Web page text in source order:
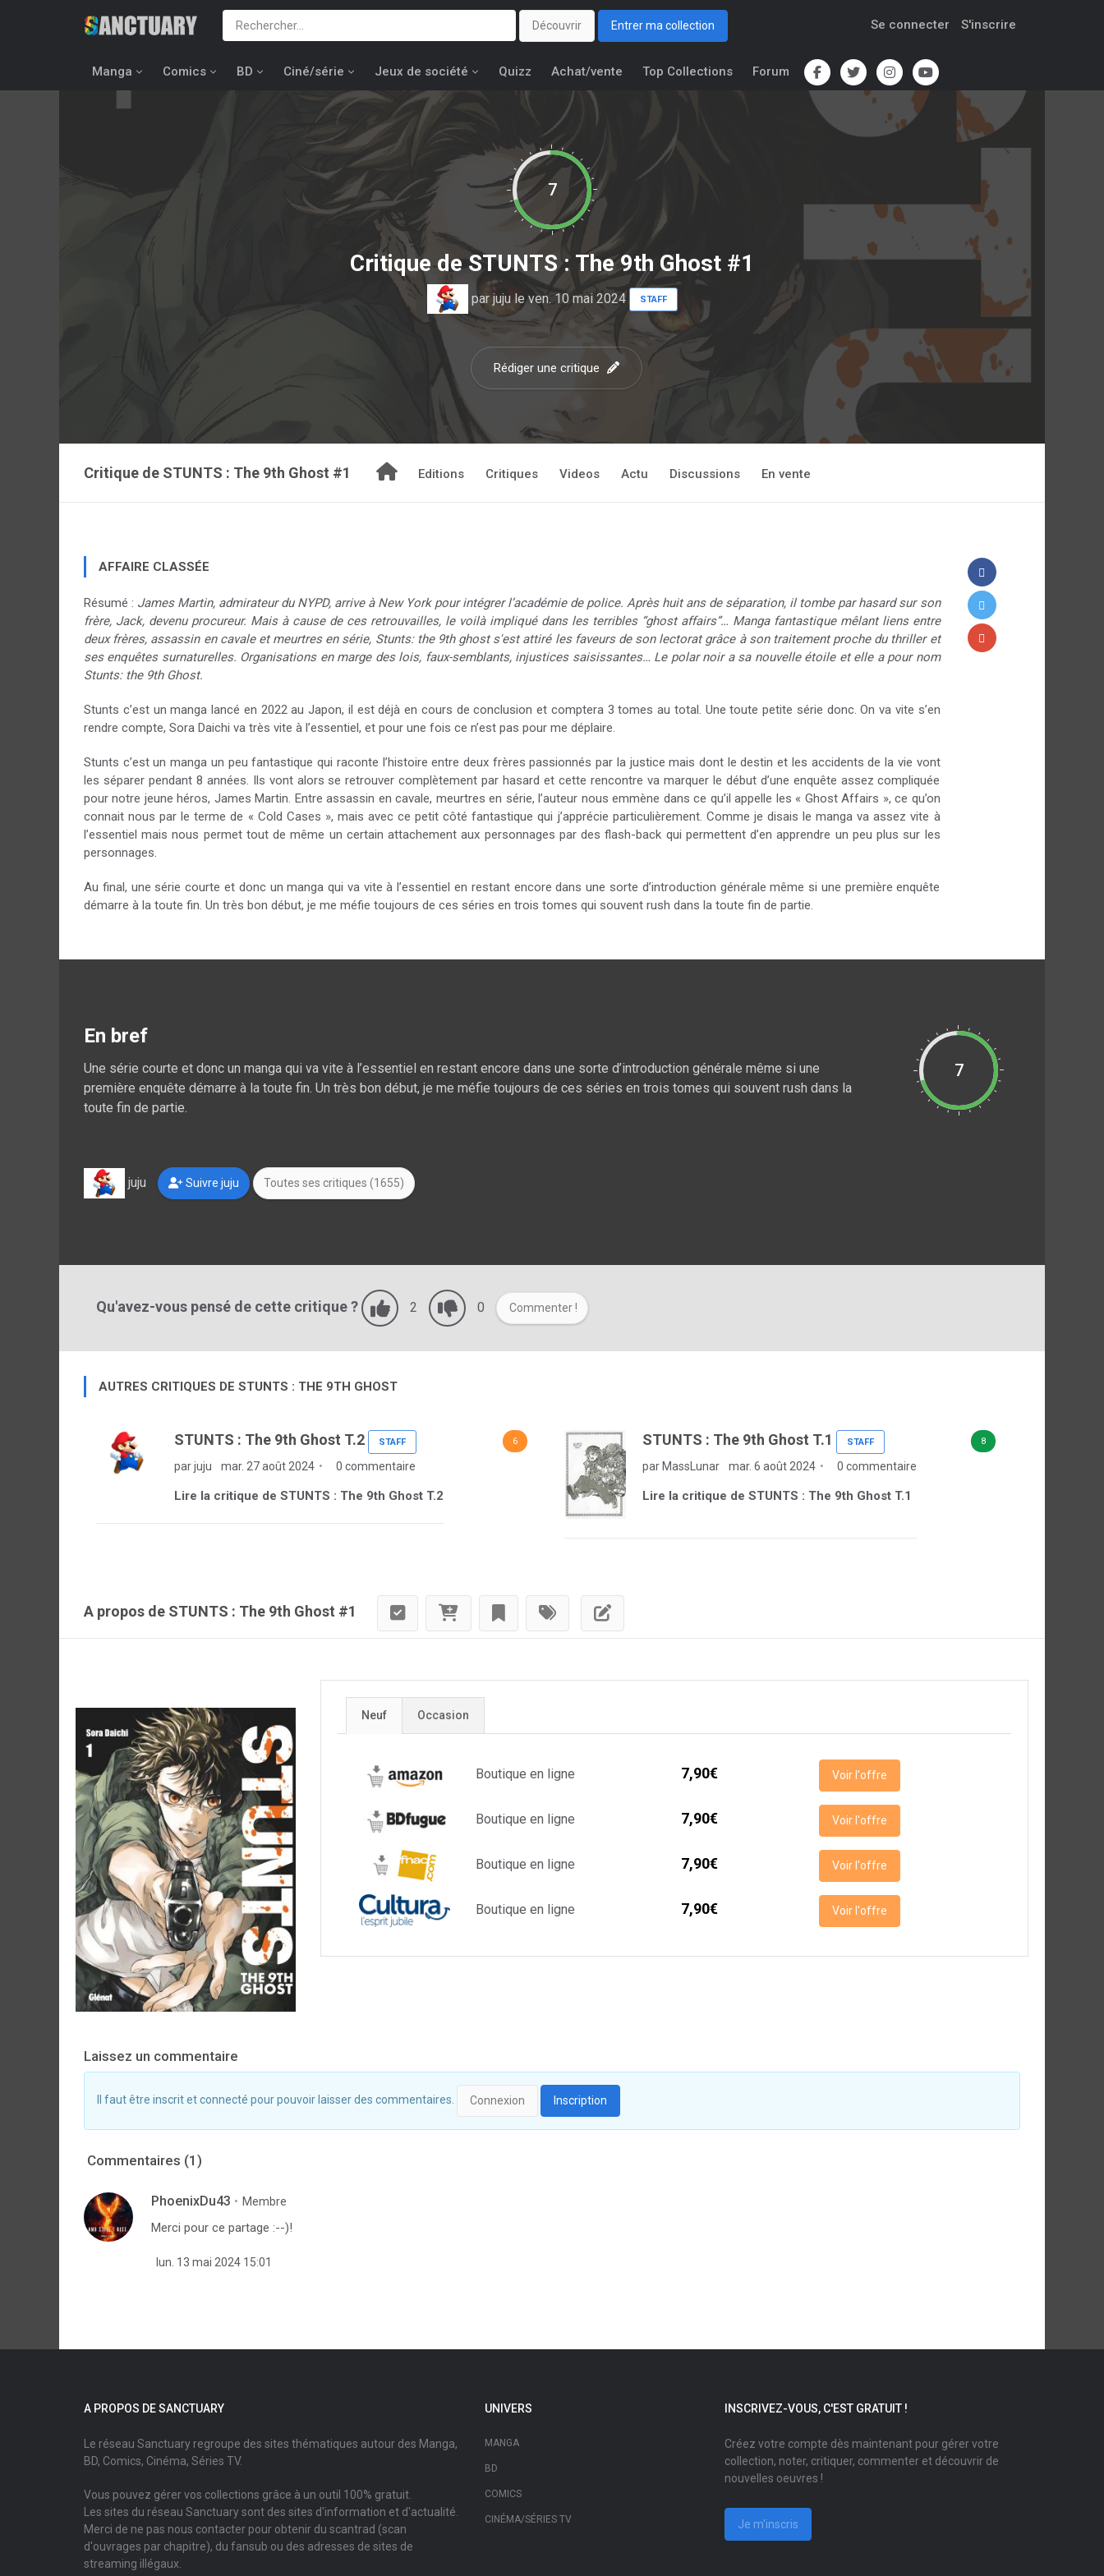
Découvrir Entrer ma collection Se connecter S'inscrire
Manga Comics BD Ciné/série Jeux de société Quizz Achat/vente Top Collections Forum
7
Critique deSTUNTS : The 9th Ghost #1
par jujule ven. 10 mai 2024 STAFF
Rédiger une critique
Critique de STUNTS : The 9th Ghost #1 Editions Critiques Videos Actu Discussions En vente
AFFAIRE CLASSÉE
Résumé : James Martin, admirateur du NYPD, arrive à New York pour intégrer l’académie de police. Après huit ans de séparation, il tombe par hasard sur son
frère, Jack, devenu procureur. Mais à cause de ces retrouvailles, le voilà impliqué dans les terribles “ghost affairs”… Manga fantastique mêlant liens entre
deux frères, assassin en cavale et meurtres en série, Stunts: the 9th ghost s'est attiré les faveurs de son lectorat grâce à son traitement proche du thriller et
ses enquêtes surnaturelles. Organisations en marge des lois, faux-semblants, injustices saisissantes… Le polar noir a sa nouvelle étoile et elle a pour nom
Stunts: the 9th Ghost.
Stunts c’est un manga lancé en 2022 au Japon, il est déjà en cours de conclusion et comptera 3 tomes au total. Une toute petite série donc. On va vite s’en
rendre compte, Sora Daichi va très vite à l’essentiel, et pour une fois ce n’est pas pour me déplaire.
Stunts c’est un manga un peu fantastique qui raconte l’histoire entre deux frères passionnés par la justice mais dont le destin et les accidents de la vie vont
les séparer pendant 8 années. Ils vont alors se retrouver complètement par hasard et cette rencontre va marquer le début d’une enquête assez compliquée
pour notre jeune héros, James Martin. Entre assassin en cavale, meurtres en série, l’auteur nous emmène dans ce qu’il appelle les « Ghost Affairs », ce qu’on
connait nous par le terme de « Cold Cases », mais avec ce petit côté fantastique qui j’apprécie particulièrement. Comme je disais le manga va assez vite à
l’essentiel mais nous permet tout de même un certain attachement aux personnages par des flash-back qui permettent d’en apprendre un peu plus sur les
personnages.
Au final, une série courte et donc un manga qui va vite à l’essentiel en restant encore dans une sorte d’introduction générale même si une première enquête
démarre à la toute fin. Un très bon début, je me méfie toujours de ces séries en trois tomes qui souvent rush dans la toute fin de partie.
En bref
Une série courte et donc un manga qui va vite à l’essentiel en restant encore dans une sorte d’introduction générale même si une
première enquête démarre à la toute fin. Un très bon début, je me méfie toujours de ces séries en trois tomes qui souvent rush dans la
toute fin de partie.
7
juju Suivre juju Toutes ses critiques (1655)
Qu'avez-vous pensé de cette critique ? 2 0 Commenter !
AUTRES CRITIQUES DE STUNTS : THE 9TH GHOST
6
STUNTS : The 9th Ghost T.2 STAFF
par juju mar. 27 août 2024 0 commentaire
Lire la critique de STUNTS : The 9th Ghost T.2
8
STUNTS : The 9th Ghost T.1 STAFF
par MassLunar mar. 6 août 2024 0 commentaire
Lire la critique de STUNTS : The 9th Ghost T.1
A propos de STUNTS : The 9th Ghost #1
Neuf Occasion
Boutique en ligne 7,90€ Voir l'offre
Boutique en ligne 7,90€ Voir l'offre
Boutique en ligne 7,90€ Voir l'offre
Boutique en ligne 7,90€ Voir l'offre
Laissez un commentaire
Il faut être inscrit et connecté pour pouvoir laisser des commentaires. Connexion Inscription
Commentaires (1)
PhoenixDu43 Membre
Merci pour ce partage :--)!
lun. 13 mai 2024 15:01
A PROPOS DE SANCTUARY
Le réseau Sanctuary regroupe des sites thématiques autour des Manga,
BD, Comics, Cinéma, Séries TV.
Vous pouvez gérer vos collections grâce à un outil 100% gratuit.
Les sites du réseau Sanctuary sont des sites d'information et d'actualité.
Merci de ne pas nous contacter pour obtenir du scantrad (scan
d'ouvrages par chapitre), du fansub ou des adresses de sites de
streaming illégaux.
UNIVERS
MANGA
BD
COMICS
CINÉMA/SÉRIES TV
INSCRIVEZ-VOUS, C'EST GRATUIT !
Créez votre compte dès maintenant pour gérer votre
collection, noter, critiquer, commenter et découvrir de
nouvelles oeuvres !
Je m'inscris